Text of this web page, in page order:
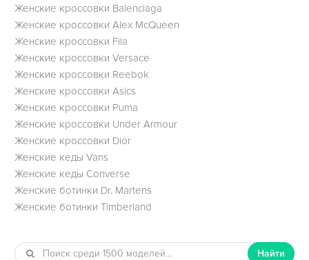
Женские кроссовки Balenciaga
Женские кроссовки Alex McQueen
Женские кроссовки Fila
Женские кроссовки Versace
Женские кроссовки Reebok
Женские кроссовки Asics
Женские кроссовки Puma
Женские кроссовки Under Armour
Женские кроссовки Dior
Женские кеды Vans
Женские кеды Converse
Женские ботинки Dr. Martens
Женские ботинки Timberland
Найти